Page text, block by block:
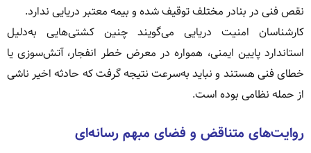
نقص فنی در بنادر مختلف توقیف شده و بیمه معتبر دریایی ندارد.
کارشناسان امنیت دریایی می‌گویند چنین کشتی‌هایی به‌دلیل
استاندارد پایین ایمنی، همواره در معرض خطر انفجار، آتش‌سوزی یا
خطای فنی هستند و نباید به‌سرعت نتیجه گرفت که حادثه اخیر ناشی
از حمله نظامی بوده است.
روایت‌های متناقض و فضای مبهم رسانه‌ای